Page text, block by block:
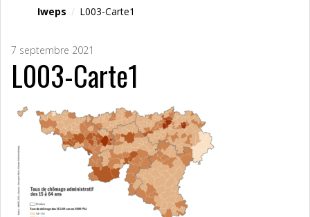
Iweps / L003-Carte1
7 septembre 2021
L003-Carte1